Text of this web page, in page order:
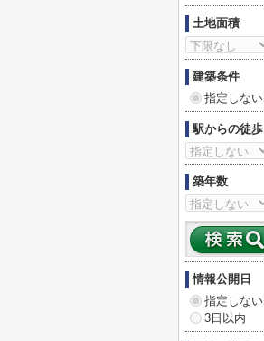
土地面積
建築条件
指定しない
駅からの徒歩
築年数
情報公開日
指定しない
3日以内